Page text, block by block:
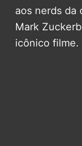
aos nerds da
Mark
icônico filme.